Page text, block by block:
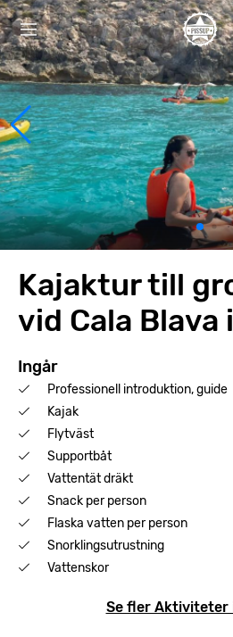
Kajaktur till
vid Cala Blava
Ingår
Professionell introduktion, guide
Kajak
Flytväst
Supportbåt
Vattentät dräkt
Snack per person
Flaska vatten per person
Snorklingsutrustning
Vattenskor
Se fler Aktiviteter